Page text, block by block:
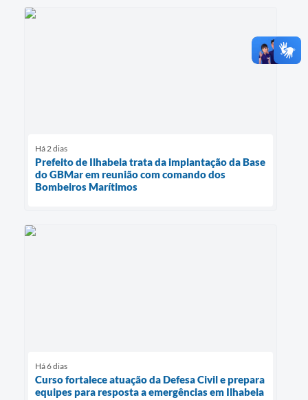
Há 2 dias
Prefeito de Ilhabela trata da implantação da Base
do GBMar em reunião com comando dos
Bombeiros Marítimos
Há 6 dias
Curso fortalece atuação da Defesa Civil e prepara
equipes para resposta a emergências em Ilhabela